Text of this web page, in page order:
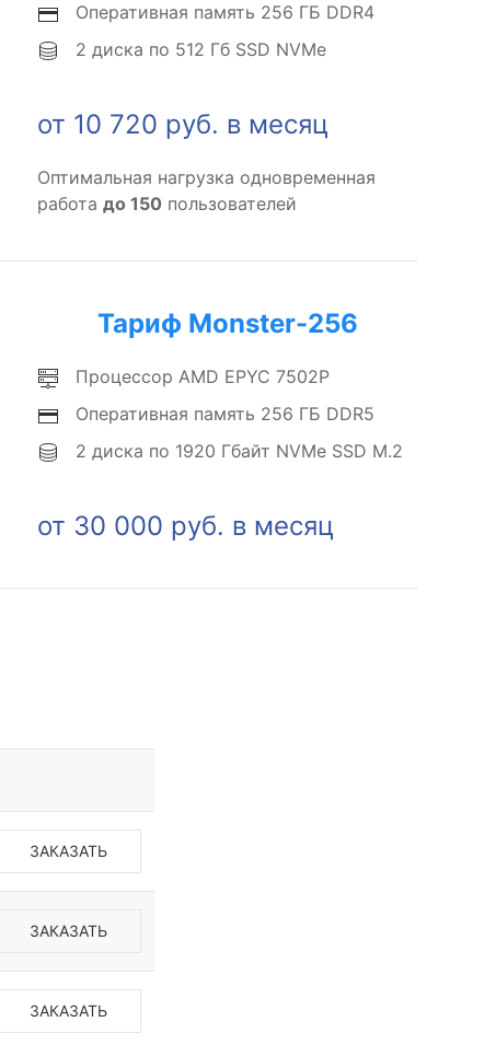
Оперативная память 256 ГБ DDR4
2 диска по 512 Гб SSD NVMe
от 10 720 руб. в месяц
Оптимальная нагрузка одновременная
работадо 150 пользователей
Тариф Monster-256
Процессор AMD EPYC 7502P
Оперативная память 256 ГБ DDR5
2 диска по 1920 Гбайт NVMe SSD M.2
от 30 000 руб. в месяц
ЗАКАЗАТЬ
ЗАКАЗАТЬ
ЗАКАЗАТЬ